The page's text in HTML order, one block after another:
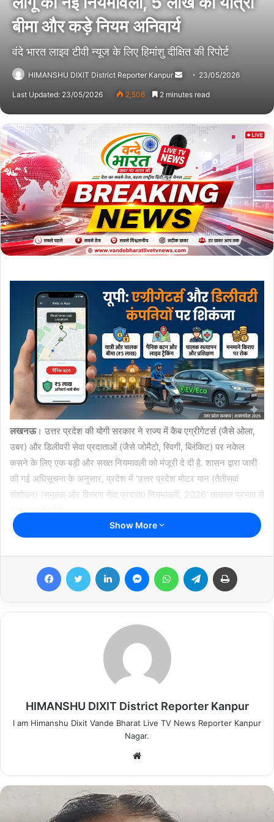
बीमा और कड़े नियम अनिवार्य
वंदे भारत लाइव टीवी न्यूज के लिए हिमांशु दीक्षित की रिपोर्ट
HIMANSHU DIXIT District Reporter Kanpur
Send23/05/2026
Last Updated: 23/05/2026 2,506 2 minutes read
लखनऊ। उत्तर प्रदेश की योगी सरकार ने राज्य में कैब एग्रीगेटर्स (जैसे ओला,
उबर) और डिलीवरी सेवा प्रदाताओं (जैसे जोमैटो, स्विगी, ब्लिंकिट) पर नकेल
कसने के लिए एक बड़ी और सख्त नियमावली को मंजूरी दे दी है. शासन द्वारा जारी
की गई अधिसूचना के अनुसार, प्रदेश में ‘उत्तर प्रदेश मोटर यान (तैतीसवां
संशोधन) (समूहक और वितरण सेवा प्रदाता) नियमावली, 2026’ तत्काल प्रभाव से
लागू कर दी गई है.
इस नए नियम के तहत अब राज्य में संचालित सभी मौजूदा एग्रीगेटर्स और डिलीवरी
कंपनियों को 90 दिनों के भीतर अनिवार्य रूप से लाइसेंस लेना होगा. बिना लाइसेंस
के काम करने वाली कंपनियों पर 25 हजार से लेकर 1 लाख रुपये तक का जुर्माना
लगाया जाएगा.
नई नियमावली में यात्री सुरक्षा को सर्वोच्च प्राथमिकता दी गई है:
5 लाख रुपये का यात्री बीमा: एग्रीगेटर कंपनियों को यात्रा करने वाले प्रत्येक
यात्री के लिए न्यूनतम 5 लाख रुपये का बीमा कवरेज सुनिश्चित करना होगा.
पैनिक बटन और लाइव ट्रैकिंग अनिवार्य: सभी वाहनों में पैनिक बटन (Panic
(VLTD) होना अनिवार्य है, जो सीधे सरकारी कमांड सेंटर से जुड़े होंगे.
महिला सुरक्षा के लिए विशेष फीचर: ऐप में महिला यात्रियों को अपनी ही पसंद के
अनुसार महिला चालक (यदि उपलब्ध हो) चुनने का विकल्प देना होगा. इसके अलावा
Show More
HIMANSHU DIXIT District Reporter Kanpur
I am Himanshu Dixit Vande Bharat Live TV News Reporter Kanpur
Nagar.
te